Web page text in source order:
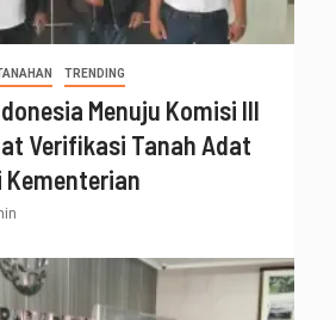
TRENDING
Menuju Komisi III
Verifikasi Tanah Adat
Kementerian